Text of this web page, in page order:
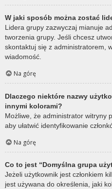
W jaki sposób można zostać
Lidera grupy zazwyczaj mianuje
tworzenia grupy. Jeśli chcesz
skontaktuj się z administratorem,
wiadomość.
Na górę
Dlaczego niektóre nazwy
innymi kolorami?
Możliwe, że administrator witryny
aby ułatwić identyfikowanie
Na górę
Co to jest “Domyślna grupa
Jeżeli użytkownik jest członkiem
jest używana do określenia, jaki